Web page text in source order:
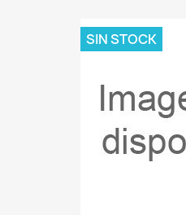
SIN STOCK